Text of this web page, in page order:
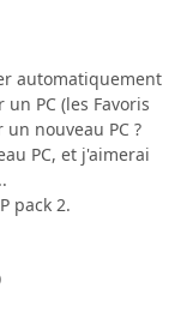
automatiquement
PC (les Favoris
nouveau PC ?
PC, et j'aimerai
pack 2.